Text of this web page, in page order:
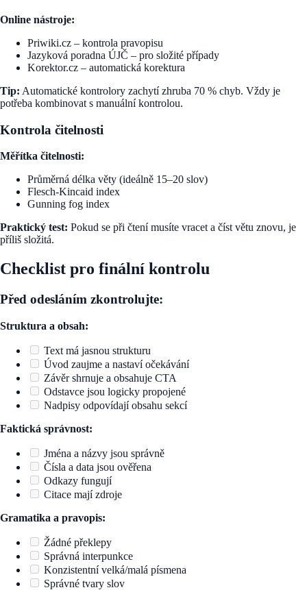
Online nástroje:
Priwiki.cz – kontrola pravopisu
Jazyková poradna ÚJČ – pro složité případy
Korektor.cz – automatická korektura
Tip: Automatické kontrolory zachytí zhruba 70 % chyb. Vždy je
potřeba kombinovat s manuální kontrolou.
Kontrola čitelnosti
Měřítka čitelnosti:
Průměrná délka věty (ideálně 15–20 slov)
Flesch-Kincaid index
Gunning fog index
Praktický test: Pokud se při čtení musíte vracet a číst větu znovu, je
příliš složitá.
Checklist pro finální kontrolu
Před odesláním zkontrolujte:
Struktura a obsah:
Text má jasnou strukturu
Úvod zaujme a nastaví očekávání
Závěr shrnuje a obsahuje CTA
Odstavce jsou logicky propojené
Nadpisy odpovídají obsahu sekcí
Faktická správnost:
Jména a názvy jsou správně
Čísla a data jsou ověřena
Odkazy fungují
Citace mají zdroje
Gramatika a pravopis:
Žádné překlepy
Správná interpunkce
Konzistentní velká/malá písmena
Správné tvary slov